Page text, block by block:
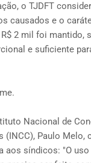
o TJDFT
causados e o
2 mil foi mantido,
e suficiente
Nacional de
(INCC), Paulo Melo,
aos síndicos: "O